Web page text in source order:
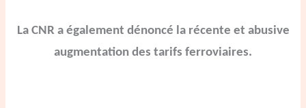
La CNR a également dénoncé la récente et abusive
augmentation des tarifs ferroviaires.